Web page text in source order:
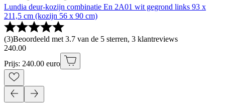
Lundia deur-kozijn combinatie En 2A01 wit gegrond links 93 x
211,5 cm (kozijn 56 x 90 cm)
(3)Beoordeeld met 3.7 van de 5 sterren, 3 klantreviews
240.00
Prijs: 240.00 euro